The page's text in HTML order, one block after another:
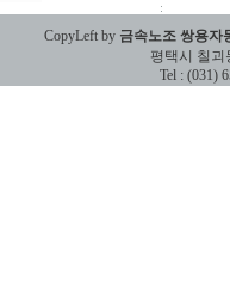
CopyLeft by 금속노조 쌍용자
평택시 칠괴동
Tel : (031)